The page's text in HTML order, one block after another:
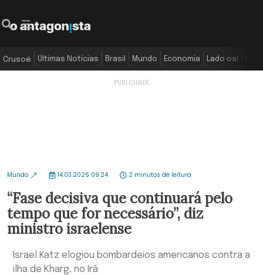
Crusoé Últimas Notícias Brasil Mundo Economia Lado oa!
Mundo 14.03.2026 09:24 2 minutos de leitura
“Fase decisiva que continuará pelo
tempo que for necessário”, diz
ministro israelense
Israel Katz elogiou bombardeios americanos contra a
ilha de Kharg, no Irã